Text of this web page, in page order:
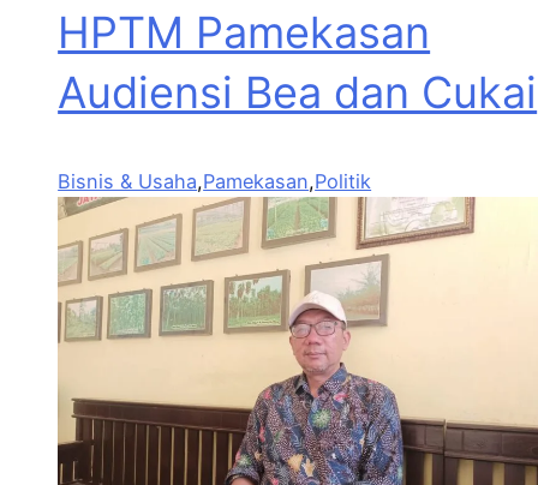
HPTM Pamekasan
Audiensi Bea dan Cukai
Bisnis & Usaha,Pamekasan,Politik